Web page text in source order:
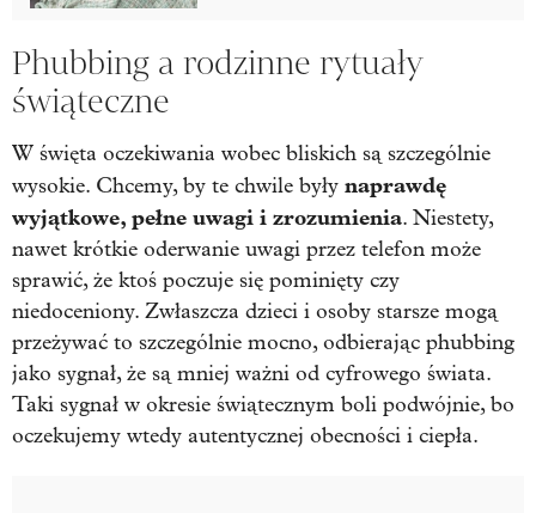
Phubbing a rodzinne rytuały
świąteczne
W święta oczekiwania wobec bliskich są szczególnie
wysokie. Chcemy, by te chwile były naprawdę
wyjątkowe, pełne uwagi i zrozumienia. Niestety,
nawet krótkie oderwanie uwagi przez telefon może
sprawić, że ktoś poczuje się pominięty czy
niedoceniony. Zwłaszcza dzieci i osoby starsze mogą
przeżywać to szczególnie mocno, odbierając phubbing
jako sygnał, że są mniej ważni od cyfrowego świata.
Taki sygnał w okresie świątecznym boli podwójnie, bo
oczekujemy wtedy autentycznej obecności i ciepła.